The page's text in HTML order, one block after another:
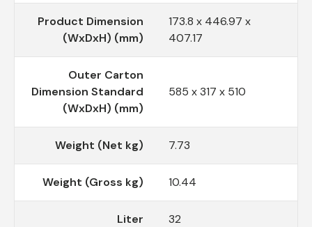
Product Dimension
(WxDxH) (mm)
173.8 x 446.97 x
407.17
Outer Carton
Dimension Standard
(WxDxH) (mm)
585 x 317 x 510
Weight (Net kg) 7.73
Weight (Gross kg) 10.44
Liter 32